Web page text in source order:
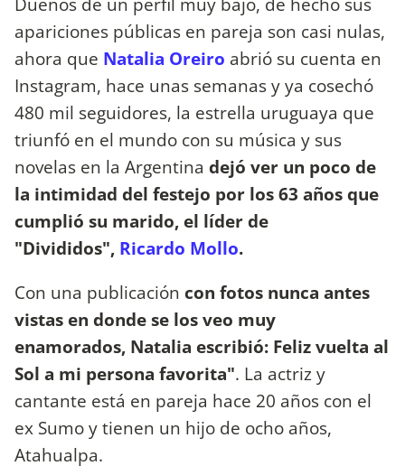
apariciones públicas en pareja son casi nulas,
ahora que Natalia Oreiro abrió su cuenta en
Instagram, hace unas semanas y ya cosechó
480 mil seguidores, la estrella uruguaya que
triunfó en el mundo con su música y sus
novelas en la Argentina dejó ver un poco de
la intimidad del festejo por los 63 años que
cumplió su marido, el líder de
"Divididos", Ricardo Mollo.
Con una publicación con fotos nunca antes
vistas en donde se los veo muy
enamorados, Natalia escribió: Feliz vuelta al
Sol a mi persona favorita". La actriz y
cantante está en pareja hace 20 años con el
ex Sumo y tienen un hijo de ocho años,
Atahualpa.